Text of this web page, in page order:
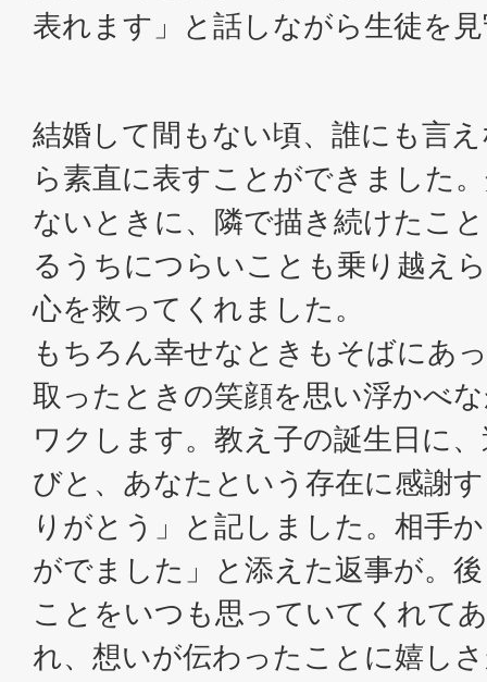
表れます」と話しながら生徒を
結婚して間もない頃、誰にも言
ら素直に表すことができました
ないときに、隣で描き続けたこ
るうちにつらいことも乗り越え
心を救ってくれました。
もちろん幸せなときもそばにあ
取ったときの笑顔を思い浮かべ
ワクします。教え子の誕生日に
びと、あなたという存在に感謝
りがとう」と記しました。相手
がでました」と添えた返事が。
ことをいつも思っていてくれて
れ、想いが伝わったことに嬉し